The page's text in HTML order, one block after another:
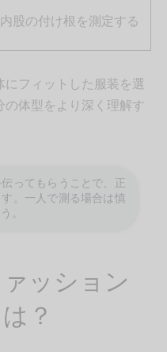
内股の付け根を測定する
フィットした服装を選
体型をより深く理解す
ってもらうことで、正
。一人で測る場合は慎
。
ッション
？